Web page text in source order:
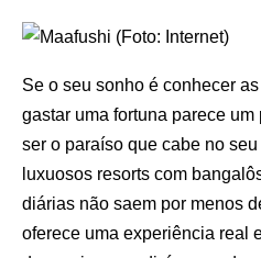
Se o seu sonho é conhecer as
gastar uma fortuna parece
ser o paraíso que cabe no
luxuosos resorts com
diárias não saem por menos
oferece uma experiência real